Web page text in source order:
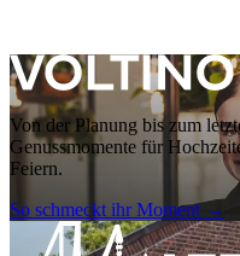
Von der Planung bis zum
Genussmomente für
Feiern.
So schmeckt ihr Moment →